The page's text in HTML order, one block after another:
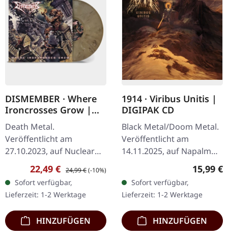
DISMEMBER · Where
Ironcrosses Grow |
SAND MARBLED LP
Death Metal.
Veröffentlicht am
27.10.2023, auf Nuclear
Blast Records. "Sand
marbled" Vinyl. Die
schwedischen Death
Metal Legenden
Dismember kehren…
Verkaufspreis:
22,49 € Regulärer Preis:
24,99 €(-10%)
Sofort verfügbar,
Lieferzeit: 1-2 Werktage
HINZUFÜGEN
1914 · Viribus Unitis |
DIGIPAK CD
Black Metal/Doom Metal.
Veröffentlicht am
14.11.2025, auf Napalm
Records. CD im Digipak.
Die ukrainische Blackened
Death/Doom Metal
Formation 1914…
15,99 €
Sofort verfügbar,
Lieferzeit: 1-2 Werktage
HINZUFÜGEN